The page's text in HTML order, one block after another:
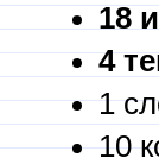
18
4
1
10